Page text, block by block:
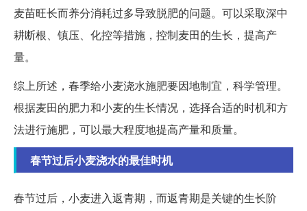
麦苗旺长而养分消耗过多导致脱肥的问题。可以采取深中
耕断根、镇压、化控等措施，控制麦田的生长，提高产
量。
综上所述，春季给小麦浇水施肥要因地制宜，科学管理。
根据麦田的肥力和小麦的生长情况，选择合适的时机和方
法进行施肥，可以最大程度地提高产量和质量。
春节过后小麦浇水的最佳时机
春节过后，小麦进入返青期，而返青期是关键的生长阶